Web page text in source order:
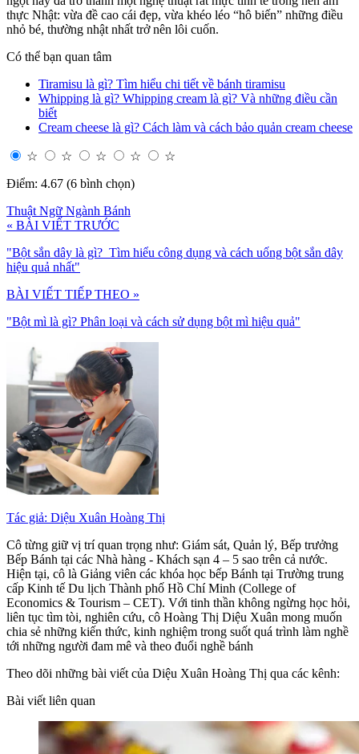
thực Nhật: vừa đề cao cái đẹp, vừa khéo léo “hô biến” những điều
nhỏ bé, thường nhật nhất trở nên lôi cuốn.
Có thể bạn quan tâm
Tiramisu là gì? Tìm hiểu chi tiết về bánh tiramisu
Whipping là gì? Whipping cream là gì? Và những điều cần
biết
Cream cheese là gì? Cách làm và cách bảo quản cream cheese
☆ ☆ ☆ ☆
☆
Điểm: 4.67 (6 bình chọn)
Thuật Ngữ Ngành Bánh
« BÀI VIẾT TRƯỚC
"Bột sắn dây là gì? Tìm hiểu công dụng và cách uống bột sắn dây
hiệu quả nhất"
BÀI VIẾT TIẾP THEO »
"Bột mì là gì? Phân loại và cách sử dụng bột mì hiệu quả"
Tác giả: Diệu Xuân Hoàng Thị
Cô từng giữ vị trí quan trọng như: Giám sát, Quản lý, Bếp trưởng
Bếp Bánh tại các Nhà hàng - Khách sạn 4 – 5 sao trên cả nước.
Hiện tại, cô là Giảng viên các khóa học bếp Bánh tại Trường trung
cấp Kinh tế Du lịch Thành phố Hồ Chí Minh (College of
Economics & Tourism – CET). Với tinh thần không ngừng học hỏi,
liên tục tìm tòi, nghiên cứu, cô Hoàng Thị Diệu Xuân mong muốn
chia sẻ những kiến thức, kinh nghiệm trong suốt quá trình làm nghề
tới những người đam mê và theo đuổi nghề bánh
Theo dõi những bài viết của Diệu Xuân Hoàng Thị qua các kênh:
Bài viết liên quan